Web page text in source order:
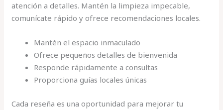
atención a detalles. Mantén la limpieza impecable,
comunícate rápido y ofrece recomendaciones locales.
Mantén el espacio inmaculado
Ofrece pequeños detalles de bienvenida
Responde rápidamente a consultas
Proporciona guías locales únicas
Cada reseña es una oportunidad para mejorar tu